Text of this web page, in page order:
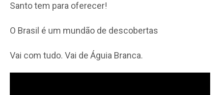
Santo tem para oferecer!
O Brasil é um mundão de descobertas
Vai com tudo. Vai de Águia Branca.